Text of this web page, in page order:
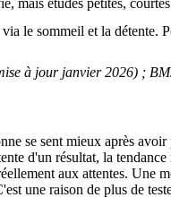
le sommeil et la détente.
à jour janvier 2026) ;
se sent mieux après
d'un résultat, la
aux attentes. Une
une raison de plus de